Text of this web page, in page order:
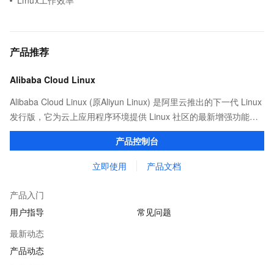
产品推荐
Alibaba Cloud Linux
Alibaba Cloud Linux (原Aliyun Linux) 是阿里云推出的下一代 Linux
发行版，它为云上应用程序环境提供 Linux 社区的最新增强功能，
在提供云上最佳用户体验的同时，也针对阿里云基础设施做了深度
产品控制台
立即使用 产品文档
产品入门
用户指导
常见问题
最新动态
产品动态